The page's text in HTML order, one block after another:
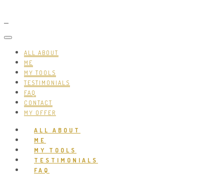
ALL ABOUT
ME
MY TOOLS
TESTIMONIALS
FAQ
CONTACT
MY OFFER
ALL ABOUT
ME
MY TOOLS
TESTIMONIALS
FAQ